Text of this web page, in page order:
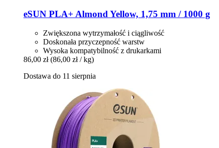
eSUN PLA+ Almond Yellow, 1,75 mm / 1000 g
Zwiększona wytrzymałość i ciągliwość
Doskonała przyczepność warstw
Wysoka kompatybilność z drukarkami
86,00 zł (86,00 zł / kg)
Dostawa do 11 sierpnia